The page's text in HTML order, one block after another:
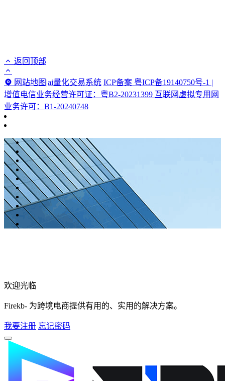
返回顶部
网站地图 |ai量化交易系统 ICP备案 粤ICP备19140750号-1 |
增值电信业务经营许可证：粤B2-20231399 互联网虚拟专用网
业务许可：B1-20240748
欢迎光临
Firekb- 为跨境电商提供有用的、实用的解决方案。
我要注册 忘记密码